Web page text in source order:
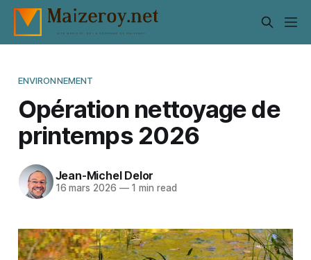
ENVIRONNEMENT
Opération nettoyage de
printemps 2026
Jean-Michel Delor
16 mars 2026 —1 min read